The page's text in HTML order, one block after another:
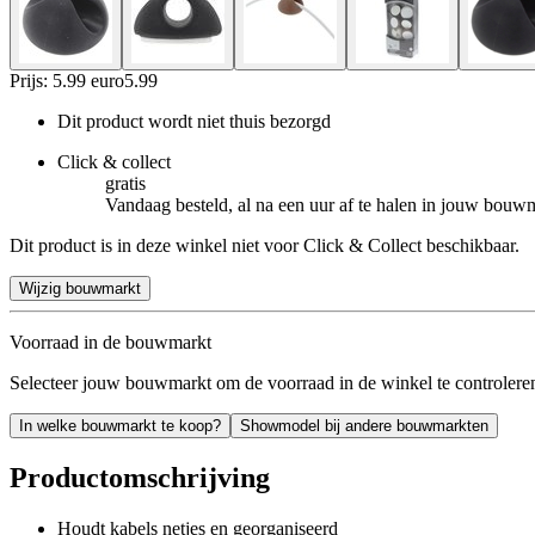
Prijs: 5.99 euro5.99
Dit product wordt niet thuis bezorgd
Click & collect
gratis
Vandaag besteld, al na een uur af te halen in jouw
Dit product is in deze winkel niet voor Click & Collect beschikbaar.
Wijzig bouwmarkt
Voorraad in de bouwmarkt
Selecteer jouw bouwmarkt om de voorraad in de winkel te
In welke bouwmarkt te koop? Showmodel bij andere bouwmarkten
Productomschrijving
Houdt kabels netjes en georganiseerd